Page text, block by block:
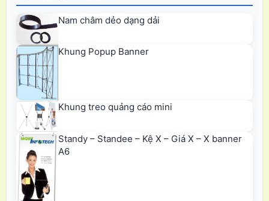
Nam châm dẻo dạng dải
Khung Popup Banner
Khung treo quảng cáo mini
Standy – Standee – Kệ X – Giá X – X banner
A6